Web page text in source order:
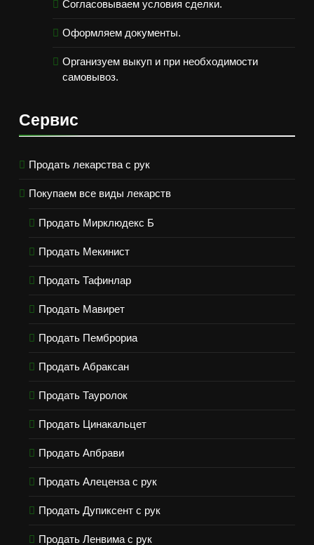
Согласовываем условия сделки.
Оформляем документы.
Организуем выкуп и при необходимости
самовывоз.
Сервис
Продать лекарства с рук
Покупаем все виды лекарств
Продать Мирклюдекс Б
Продать Мекинист
Продать Тафинлар
Продать Мавирет
Продать Пемброриа
Продать Абраксан
Продать Тауролок
Продать Цинакальцет
Продать Апбрави
Продать Алеценза с рук
Продать Дупиксент с рук
Продать Ленвима с рук